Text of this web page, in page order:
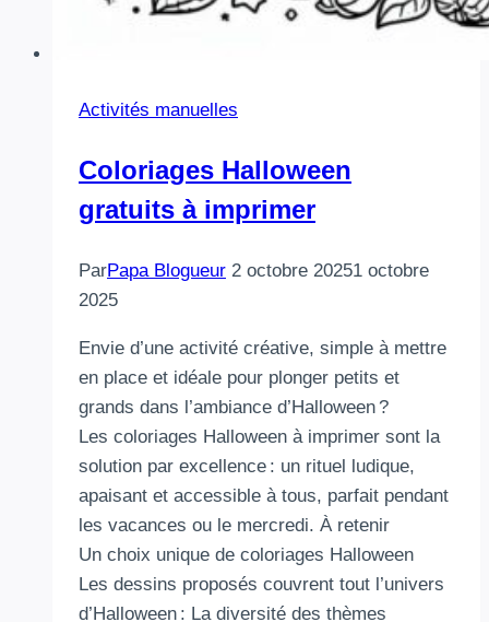
Activités manuelles
Coloriages Halloween
gratuits à imprimer
ParPapa Blogueur 2 octobre 20251 octobre
2025
Envie d’une activité créative, simple à mettre
en place et idéale pour plonger petits et
grands dans l’ambiance d’Halloween ?
Les coloriages Halloween à imprimer sont la
solution par excellence : un rituel ludique,
apaisant et accessible à tous, parfait pendant
les vacances ou le mercredi. À retenir
Un choix unique de coloriages Halloween
Les dessins proposés couvrent tout l’univers
d’Halloween : La diversité des thèmes